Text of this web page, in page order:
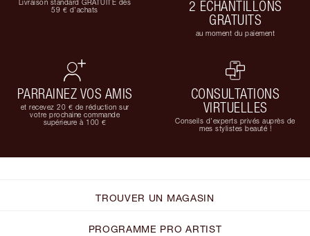
Livraison standard GRATUITE dès
59 € d'achats
2 ÉCHANTILLONS
GRATUITS
au moment du paiement
PARRAINEZ VOS AMIS
et recevez 20 € de réduction sur
votre prochaine commande
supérieure à 100 €
CONSULTATIONS
VIRTUELLES
Conseils d'experts privés auprès de
mes stylistes beauté !
TROUVER UN MAGASIN
PROGRAMME PRO ARTIST